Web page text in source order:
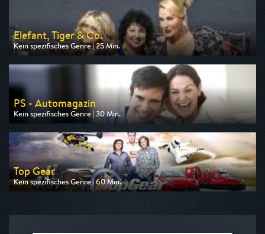
Elefant, Tiger & Co.
Kein spezifisches Genre | 25 Min.
Ausgestrahlt von MDR
am 09.08.2026, 13:35
PS - Automagazin
Kein spezifisches Genre | 30 Min.
Ausgestrahlt von n-tv
am 09.08.2026, 18:30
Top Gear
Kein spezifisches Genre | 60 Min.
Ausgestrahlt von Nitro